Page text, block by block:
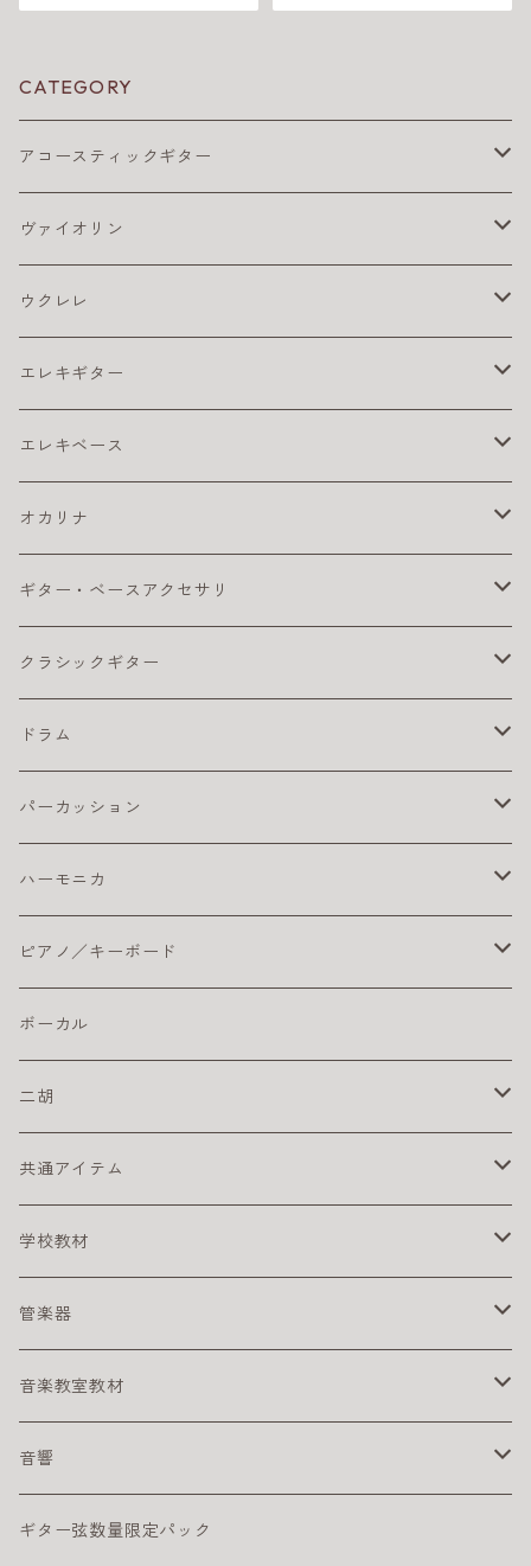
CATEGORY
アコースティックギター
アコギ アクセサリ
アコギ チューナー
アコギ ピックアップ
楽器ケーブル
アコギ アンプ
アコギ 弦
アコギ弦 お買得パック
コーティング弦
アコギ本体
おとなにおすすめのアコギ
ライブにおすすめのアコギ
ヴァイオリン
バイオリン弦
4/4
松脂
ウクレレ
ウクレレ アクセサリ
ウクレレ チューナー
ウクレレ ピックアップ
ウクレレベース
コンサート・ウクレレ
ウクレレ初心者セット
ライブにおすすめのウクレレ
ソプラノ ウクレレ
プレゼント向きのウクレレ
初心者セット／ソプラノウクレレ
テナー・ウクレレ
エレキギター
エレキ アクセサリ
カポ
ギター チューナー
エレキ アンプ
エレキ エフェクター
エレキギター弦
エレキ弦 お買得パック
エレキギター本体
おとなにオススメのエレキギター
こどもにオススメのエレキギター
エレキベース
ベース アクセサリ
クリーナー・ワックス
その他
ベース エフェクター
ベース 弦
ベースアンプ
練習用ベースアンプ
ベース本体
ライブにおすすめのベース
初心者におすすめのベース
オカリナ
アルト
初心者におすすめのオカリナ（アルト）
ソプラノ
初心者におすすめのオカリナ
テナー
ギター・ベースアクセサリ
カポタスト
ギターチューナー
クリーナー・ワックス
ストラップ
その他
ヘッドフォン
ピック
ピックアップ
楽器ケーブル
クラシックギター
クラシック アクセサリ
ギター チューナー
クラシックギター ピックアップ
クラシックギター弦
コーティング弦
クラシックギター本体
おとなにおすすめのクラシックギター
こどもにオススメのクラシックギター
ドラム
ドラム アクセサリ
その他
ドラムセット
おすすめのドラムセット
ドラム・アクセサリー
ペダル
シンバル
電子ドラム用アンプ
ドラムスティック
パーカッション
初心者におすすめ
カホン本体
カリンバ
ハーモニカ
テンホールズ（ブルースハープ）
スズキ
複音ハーモニカ
スズキ
ピアノ／キーボード
電子ピアノ／キーボード
キーボードアンプ
初心者におすすめのキーボード
ボーカル
二胡
二胡セット
初心者におすすめの二胡
共通アイテム
クリーナー
その他
ヘッドフォン
ライブに便利なグッズ
練習に便利なグッズ
学校教材
リコーダー
アルト リコーダー
ソプラノ リコーダー
鍵盤ハーモニカ
メロディオン パーツ
管楽器
アルトサックス
サックスリード
テナーサックス
サックスリード
音楽教室教材
幼児向け
音響
DTM
ギター弦数量限定パック